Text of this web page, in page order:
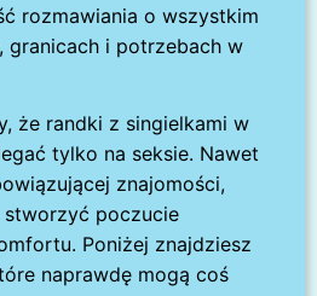
rozmawiania o wszystkim
i potrzebach w
że randki z singielkami w
tylko na seksie. Nawet
znajomości,
poczucie
Poniżej znajdziesz
naprawdę mogą coś